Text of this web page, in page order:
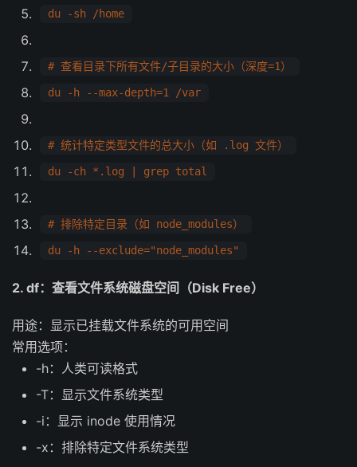
du -sh /home
# 查看目录下所有文件/子目录的大小（深度=1）
du -h --max-depth=1 /var
# 统计特定类型文件的总大小（如 .log 文件）
du -ch *.log | grep total
# 排除特定目录（如 node_modules）
du -h --exclude="node_modules"
2. df：查看文件系统磁盘空间（Disk Free）
用途：显示已挂载文件系统的可用空间
常用选项：
-h：人类可读格式
-T：显示文件系统类型
-i：显示 inode 使用情况
-x：排除特定文件系统类型